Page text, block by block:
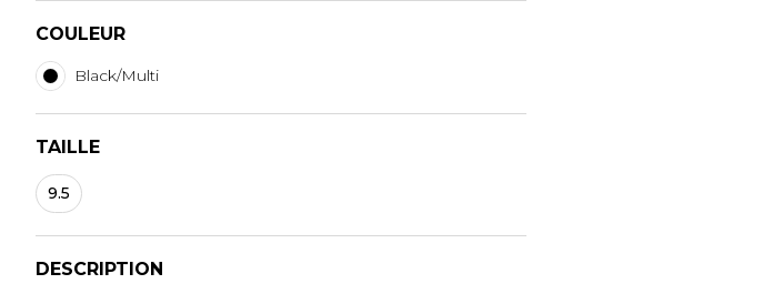
COULEUR
Black/Multi
TAILLE
9.5
DESCRIPTION